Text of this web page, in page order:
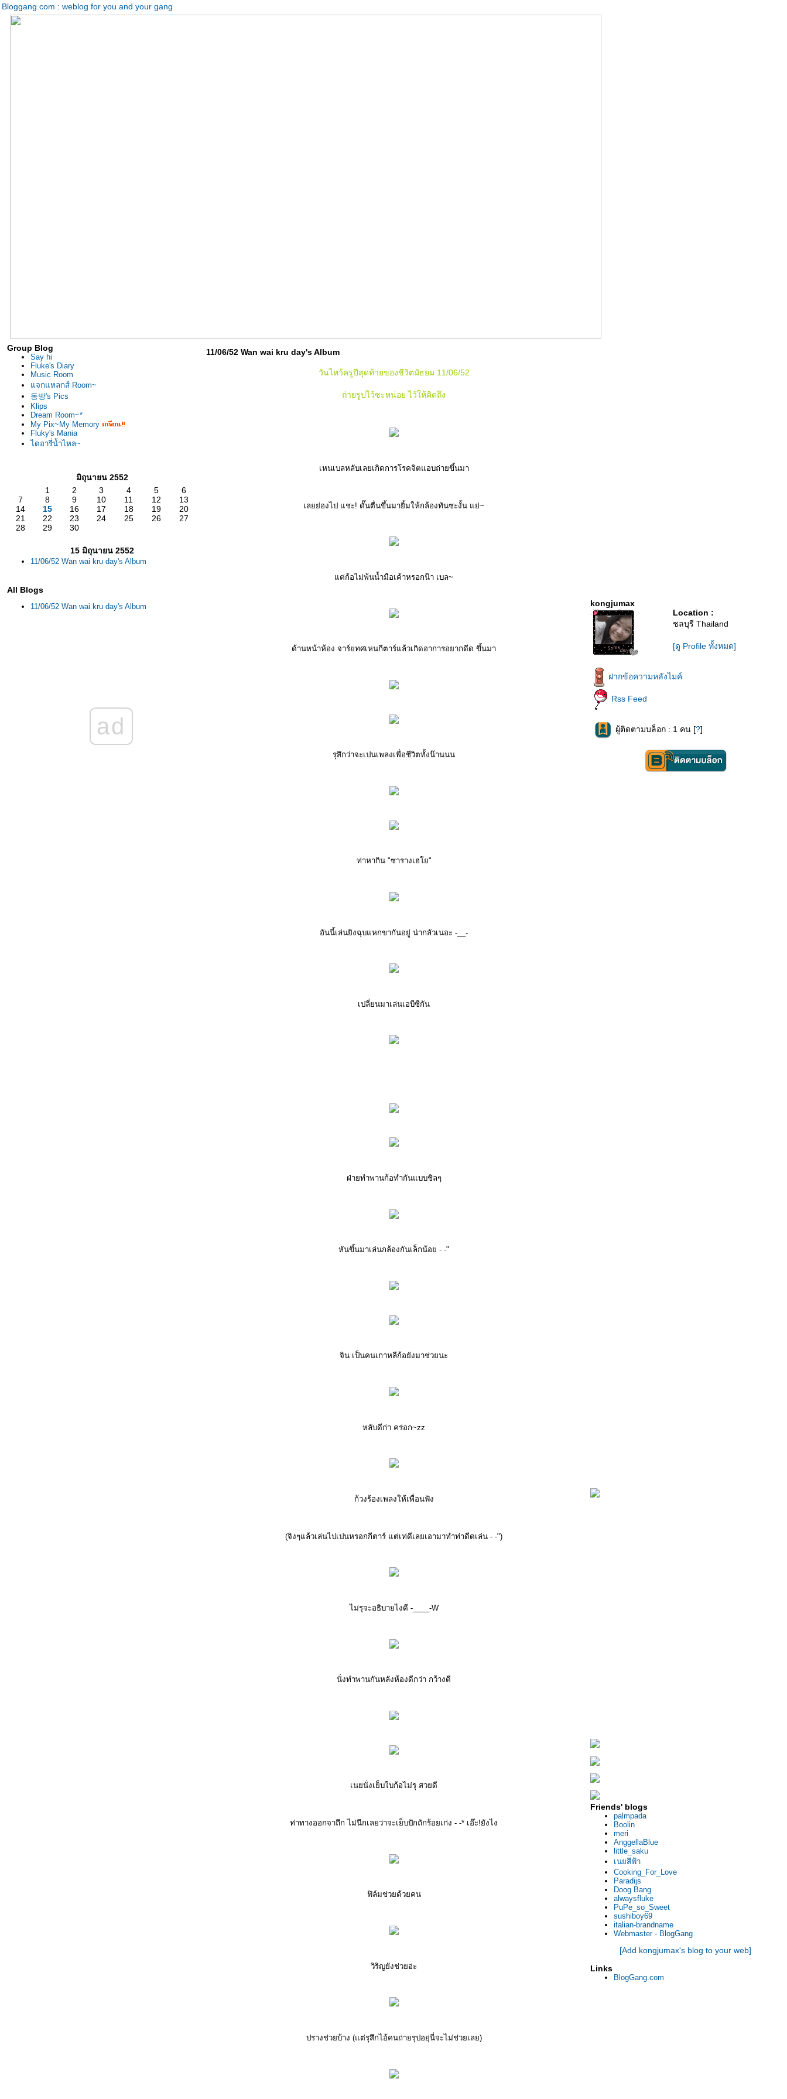
Bloggang.com : weblog for you and your gang
Group Blog
Say hi
Fluke's Diary
Music Room
จกแหลกส์ Room~
동방's Pics
Klips
Dream Room~*
My Pix~My Memory
Fluky's Mania
ไดอารี่น้ำไหล~
มิถุนายน 2552
1
2 3 4 5
6
7
8 9 10 11 12
13
14
15 16 17 18 19
20
21
22 23 24 25 26
27
28
29 30
15 มิถุนายน 2552
11/06/52 Wan wai kru day's Album
All Blogs
11/06/52 Wan wai kru day's Album
ad
11/06/52 Wan wai kru day's Album
วันไหว้ครูปีสุดท้ายของชีวิตมัธยม 11/06/52
ถ่ายรูปไว้ซะหน่อย ไว้ให้คิดถึง
เหนเบลหลับเลยเกิดการโรคจิตแอบถ่ายขึ้นมา
เลยย่องไป แชะ! ดั๊นตื่นขึ้นมายิ้มให้กล้องทันซะงั้น แย่~
ต่ก้อไม่พ้นน้ำมือเค้าหรอกน๊า เบล~
ด้านหน้าห้อง จาร์ยทศเหนกีตาร์แล้วเกิดอาการอยากดีด ขึ้นมา
รุสึกว่าจะเปนเพลงเพื่อชีวิตทั้งน๊านนน
ท่าหากิน "ซารางเฮโย"
อันนี้เล่นยิงฉุบแหกขากันอยู่ น่ากลัวเนอะ -__-
เปลี่ยนมาเล่นเอบีซีกัน
ฝ่ายทำพานก้อทำกันแบบชิลๆ
หันขึ้นมาเล่นกล้องกันเล็กน้อย - -"
จิน เป็นคนเกาหลีก้อยังมาช่วยนะ
หลับดีก่า คร่อก~zz
ก้วงร้องเพลงให้เพื่อนฟัง
(จิงๆแล้วเล่นไปเปนหรอกกีตาร์ แต่เท่ดีเลยเอามาทำท่าดีดเล่น - -")
ไม่รุจะอธิบายไงดี -____-W
นั่งทำพานกันหลังห้องดีกว่า กว้างดี
เนยนั่งเย็บใบก้อไม่รุ สวยดี
ท่าทางออกจาถึก ไม่นึกเลยว่าจะเย็บปักถักร้อยเก่ง - -* เอ๊ะ!ยังไง
ฟิล์มช่วยด้วยคน
วิริญยังช่วยอ่ะ
ปรางช่วยบ้าง (แต่รุสึกไอ้คนถ่ายรุปอยุ่นี่จะไม่ช่วยเลย)
kongjumax
Location :
ชลบุรี Thailand
[ดู Profile ทั้งหมด]
ฝากข้อความหลังไมค์
Rss Feed
ผู้ติดตามบล็อก : 1 คน [?]
Friends' blogs
palmpada
Boolin
meri
AnggellaBlue
little_saku
เนยสีฟ้า
Cooking_For_Love
Paradijs
Doog Bang
alwaysfluke
PuPe_so_Sweet
sushiboy69
italian-brandname
Webmaster - BlogGang
[Add kongjumax's blog to your web]
Links
BlogGang.com